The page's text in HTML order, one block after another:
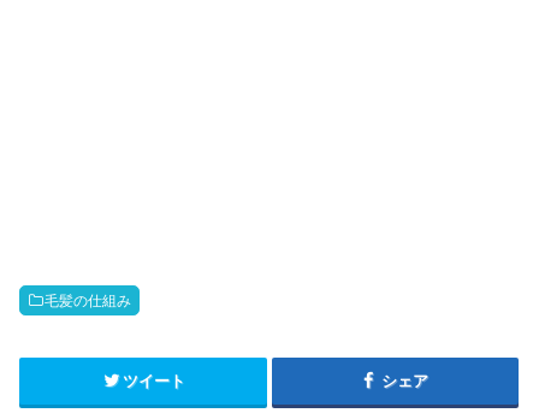
毛髪の仕組み
ツイート シェア